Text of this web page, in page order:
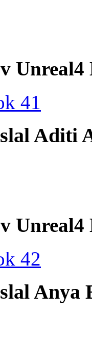
Unreal4
41
Aditi
Unreal4
42
Anya